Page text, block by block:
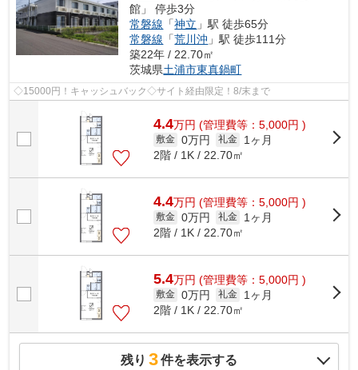
館」 停歩3分
常磐線 「神立 」駅 徒歩65分
常磐線 「荒川沖 」駅 徒歩111分
築22年 / 22.70㎡
茨城県土浦市東真鍋町
◇15000円！キャッシュバック◇サイト経由限定！8/末まで
4.4万円 (管理費等：5,000円 )
敷金 0万円 礼金
1ヶ月
2階 / 1K / 22.70㎡
4.4万円 (管理費等：5,000円 )
敷金 0万円 礼金
1ヶ月
2階 / 1K / 22.70㎡
5.4万円 (管理費等：5,000円 )
敷金 0万円 礼金
1ヶ月
2階 / 1K / 22.70㎡
残り 3件を表示する